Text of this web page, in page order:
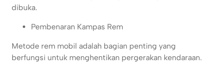
dibuka.
Pembenaran Kampas Rem
Metode rem mobil adalah bagian penting yang
berfungsi untuk menghentikan pergerakan kendaraan.